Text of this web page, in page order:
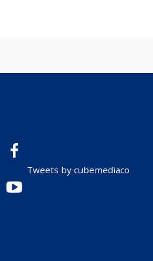
Tweets by cubemediaco